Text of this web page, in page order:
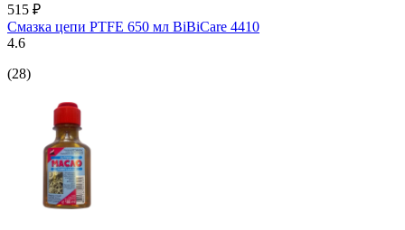
515 ₽
Смазка цепи PTFE 650 мл BiBiCare 4410
4.6
(28)